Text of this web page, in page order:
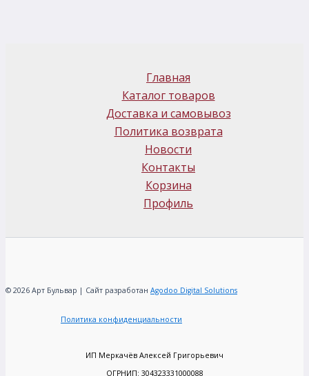
Главная
Каталог товаров
Доставка и самовывоз
Политика возврата
Новости
Контакты
Корзина
Профиль
© 2026 Арт Бульвар | Сайт разработан Agodoo Digital Solutions
Политика конфиденциальности
ИП Меркачёв Алексей Григорьевич
ОГРНИП: 304323331000088